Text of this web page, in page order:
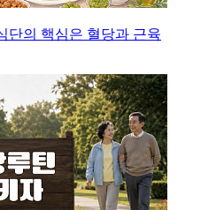
의 핵심은 혈당과 근육